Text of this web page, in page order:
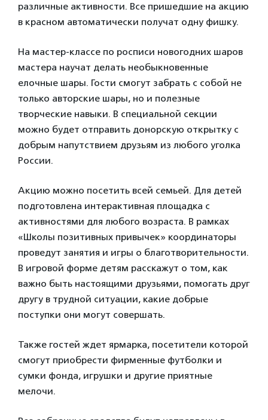
различные активности. Все пришедшие на акцию
в красном автоматически получат одну фишку.
На мастер-классе по росписи новогодних шаров
мастера научат делать необыкновенные
елочные шары. Гости смогут забрать с собой не
только авторские шары, но и полезные
творческие навыки. В специальной секции
можно будет отправить донорскую открытку с
добрым напутствием друзьям из любого уголка
России.
Акцию можно посетить всей семьей. Для детей
подготовлена интерактивная площадка с
активностями для любого возраста. В рамках
«Школы позитивных привычек» координаторы
проведут занятия и игры о благотворительности.
В игровой форме детям расскажут о том, как
важно быть настоящими друзьями, помогать друг
другу в трудной ситуации, какие добрые
поступки они могут совершать.
Также гостей ждет ярмарка, посетители которой
смогут приобрести фирменные футболки и
сумки фонда, игрушки и другие приятные
мелочи.